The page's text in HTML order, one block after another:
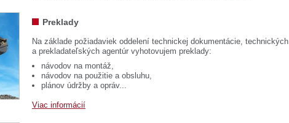
Preklady
Na základe požiadaviek oddelení technickej dokumentácie, technických
a prekladateľských agentúr vyhotovujem preklady:
návodov na montáž,
návodov na použitie a obsluhu,
plánov údržby a opráv...
Viac informácií